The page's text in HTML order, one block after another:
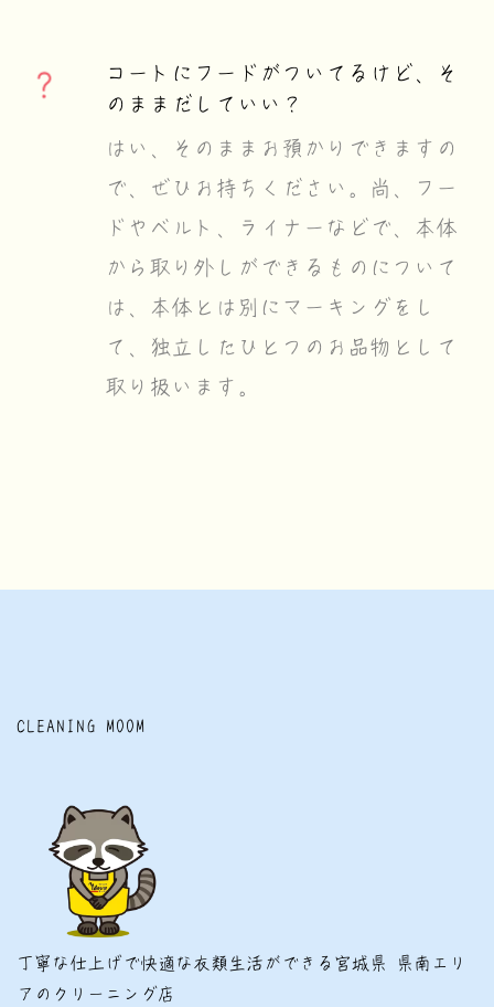
コートにフードがついてるけど、そ
のままだしていい？
はい、そのままお預かりできますの
で、ぜひお持ちください。尚、フー
ドやベルト、ライナーなどで、本体
から取り外しができるものについて
は、本体とは別にマーキングをし
て、独立したひとつのお品物として
取り扱います。
CLEANING MOOM
丁寧な仕上げで快適な衣類生活ができる宮城県 県南エリ
アのクリーニング店